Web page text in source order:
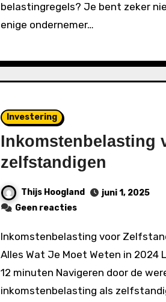
belastingregels? Je bent zeker
enige ondernemer…
Investering
Inkomstenbelasting
zelfstandigen
Thijs Hoogland
juni 1, 2025
Geen reacties
Inkomstenbelasting voor Zelfstandigen:
Alles Wat Je Moet Weten in 2024
12 minuten Navigeren door de
inkomstenbelasting als